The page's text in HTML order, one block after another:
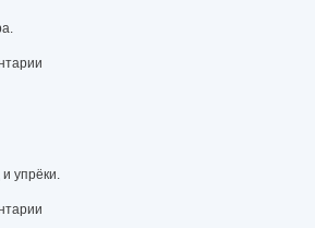
упрёки.